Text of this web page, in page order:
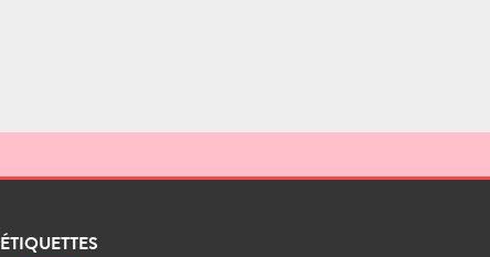
ÉTIQUETTES